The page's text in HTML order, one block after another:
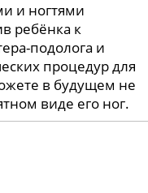
и ногтями
ребёнка к
подолога и
процедур для
в будущем не
виде его ног.